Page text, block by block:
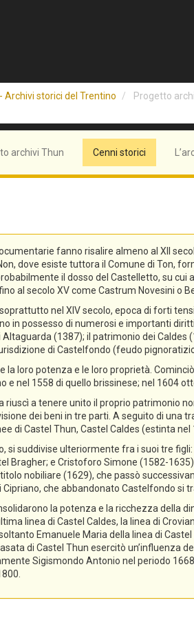
Archivi storici del Trentino Progetto
archivi Thun Cenni storici
fanno risalire almeno al XII
dove esiste tuttora il Comune di Ton,
il dosso del Castelletto, su cui
al secolo XV come Castrum Novesini o
soprattutto nel XIV secolo, epoca di forti
in possesso di numerosi e importanti
(1387); il patrimonio dei Caldes
di Castelfondo (feudo
la loro potenza e le loro proprietà.
nel 1558 di quello brissinese; nel 1604
riuscì a tenere unito il proprio patrimonio
dei beni in tre parti. A seguito di
di Castel Thun, Castel Caldes (estinta nel
si suddivise ulteriormente fra i suoi tre
Bragher; e Cristoforo Simone (1582-
nobiliare (1629), che passò
che abbandonato Castelfondo si
la potenza e la ricchezza della
linea di Castel Caldes, la linea di
Emanuele Maria della linea di
di Castel Thun esercitò un’influenza
Sigismondo Antonio nel periodo